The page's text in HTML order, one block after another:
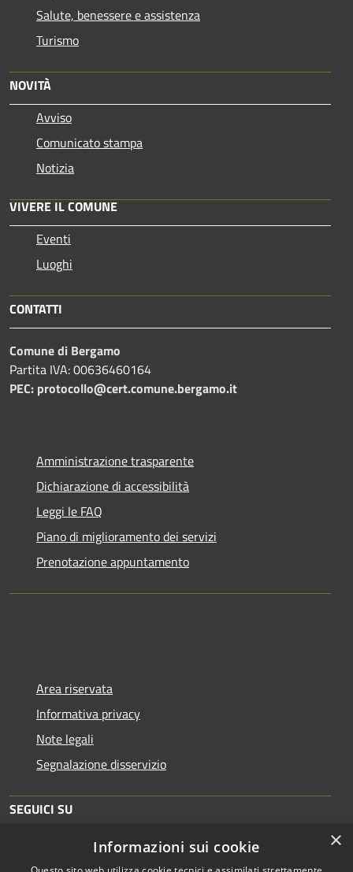
Salute, benessere e assistenza
Turismo
NOVITÀ
Avviso
Comunicato stampa
Notizia
VIVERE IL COMUNE
Eventi
Luoghi
CONTATTI
Comune di Bergamo
Partita IVA: 00636460164
PEC: protocollo@cert.comune.bergamo.it
Amministrazione trasparente
Dichiarazione di accessibilità
Leggi le FAQ
Piano di miglioramento dei servizi
Prenotazione appuntamento
Area riservata
Informativa privacy
Note legali
Segnalazione disservizio
SEGUICI SU
TwitterYoutubeInstagramTelegram ×
Informazioni sui cookie